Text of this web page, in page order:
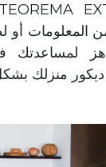
المعلومات
لمساعدتك في
ديكور منزلك